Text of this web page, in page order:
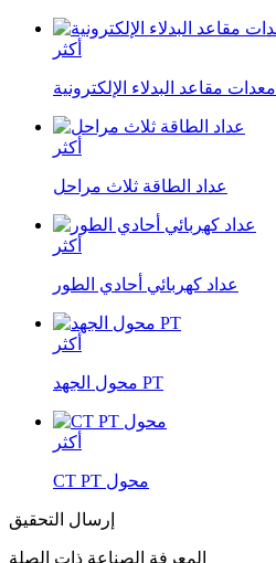
أكثر
معدات مقاعد البدلاء الإلكترونية
أكثر
عداد الطاقة ثلاث مراحل
أكثر
عداد كهربائي أحادي الطور
أكثر
محول الجهد PT
أكثر
CT PT محول
إرسال التحقيق
المعرفة الصناعة ذات الصلة